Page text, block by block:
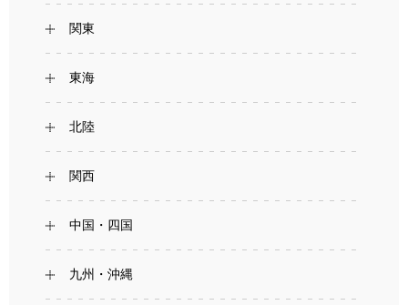
関東
東海
北陸
関西
中国・四国
九州・沖縄